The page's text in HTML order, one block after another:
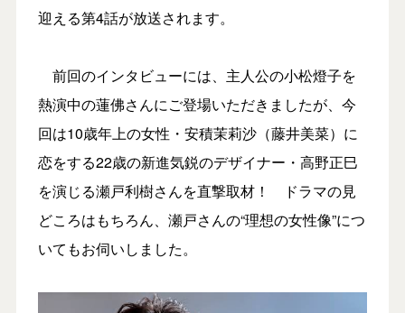
迎える第4話が放送されます。
前回のインタビューには、主人公の小松燈子を
熱演中の蓮佛さんにご登場いただきましたが、今
回は10歳年上の女性・安積茉莉沙（藤井美菜）に
恋をする22歳の新進気鋭のデザイナー・高野正巳
を演じる瀬戸利樹さんを直撃取材！ ドラマの見
どころはもちろん、瀬戸さんの“理想の女性像”につ
いてもお伺いしました。